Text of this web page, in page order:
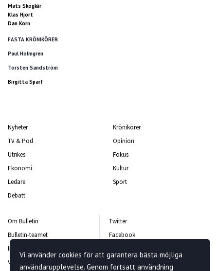
Mats Skogkär
Klas Hjort
Dan Korn
FASTA KRÖNIKÖRER
Paul Holmgren
Torsten Sandström
Birgitta Sparf
Nyheter
TV & Pod
Utrikes
Ekonomi
Ledare
Debatt
Krönikörer
Opinion
Fokus
Kultur
Sport
Om Bulletin
Bulletin-teamet
Integritetspolicy
Vanliga frågor och svar
Twitter
Facebook
Vi använder cookies för att garantera bästa möjliga
användarupplevelse. Genom fortsatt användning